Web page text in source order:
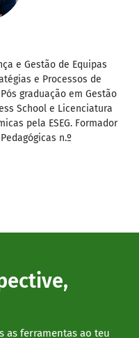
e Gestão de Equipas
e Processos de
graduação em Gestão
School e Licenciatura
pela ESEG. Formador
n.º
as ferramentas ao teu